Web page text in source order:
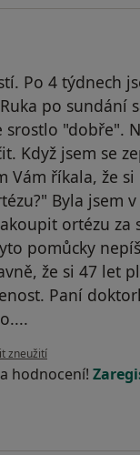
Po 4 týdnech
po sundání
"dobře".
Když jsem se
Vám říkala, že
Byla jsem
ortézu za
pomůcky
že si 47 let
Paní
uživatele S.J.
zneužití
hodnocení!